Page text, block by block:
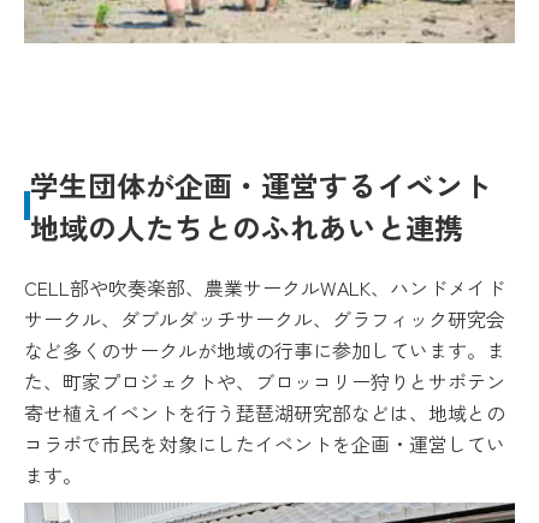
学生団体が企画・運営するイベント
地域の人たちとのふれあいと連携
CELL部や吹奏楽部、農業サークルWALK、ハンドメイド
サークル、ダブルダッチサークル、グラフィック研究会
など多くのサークルが地域の行事に参加しています。ま
た、町家プロジェクトや、ブロッコリー狩りとサボテン
寄せ植えイベントを行う琵琶湖研究部などは、地域との
コラボで市民を対象にしたイベントを企画・運営してい
ます。